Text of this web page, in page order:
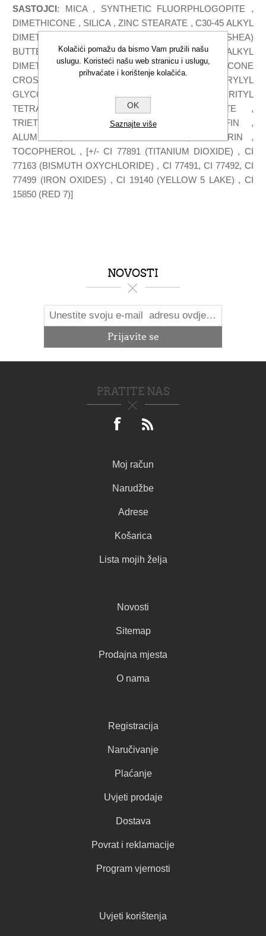
SASTOJCI: MICA , SYNTHETIC FLUORPHLOGOPITE ,
DIMETHICONE , SILICA , ZINC STEARATE , C30-45 ALKYL
DIMETHICONE , BUTYROSPERMUM PARKII (SHEA)
BUTTER , SORBITAN ISOSTEARATE , C20-24 ALKYL
DIMETHICONE , DIMETHICONE/VINYL DIMETHICONE
CROSSPOLYMER , LAUROYL LYSINE , CAPRYLYL
GLYCOL , ETHYLHEXYLGLYCERIN , PENTAERYTHRITYL
TETRA-DI-T-BUTYL HYDROXYHYDROCINNAMATE ,
TRIETHOXYCAPRYLYLSILANE , C20-24 OLEFIN ,
ALUMINA , ALUMINUM HYDROXIDE , GLYCERIN ,
TOCOPHEROL , [+/- CI 77891 (TITANIUM DIOXIDE) , CI
77163 (BISMUTH OXYCHLORIDE) , CI 77491, CI 77492, CI
77499 (IRON OXIDES) , CI 19140 (YELLOW 5 LAKE) , CI
15850 (RED 7)]
NOVOSTI
PRATITE NAS
Moj račun
Narudžbe
Adrese
Košarica
Lista mojih želja
Novosti
Sitemap
Prodajna mjesta
O nama
Registracija
Naručivanje
Plaćanje
Uvjeti prodaje
Dostava
Povrat i reklamacije
Program vjernosti
Uvjeti korištenja
Kolačići pomažu da bismo Vam pružili našu
uslugu. Koristeći našu web stranicu i uslugu,
prihvaćate i korištenje kolačića.
OK
Saznajte više